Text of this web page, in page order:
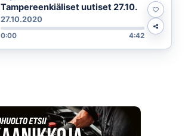
Tampereenkiäliset uutiset 27.10.
27.10.2020
0:00 4:42